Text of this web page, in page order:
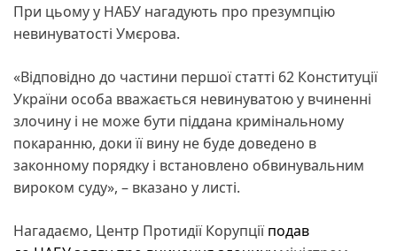
При цьому у НАБУ нагадують про презумпцію
невинуватості Умєрова.
«Відповідно до частини першої статті 62 Конституції
України особа вважається невинуватою у вчиненні
злочину і не може бути піддана кримінальному
покаранню, доки її вину не буде доведено в
законному порядку і встановлено обвинувальним
вироком суду», – вказано у листі.
Нагадаємо, Центр Протидії Корупціїподав